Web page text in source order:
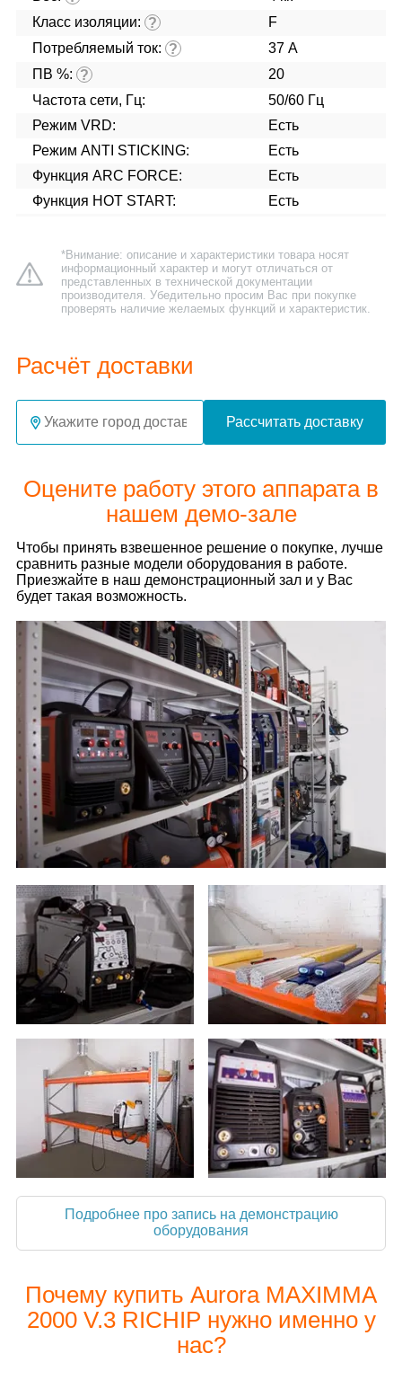
Класс изоляции: ?
F
Потребляемый ток: ?
37 А
ПВ %: ?
20
Частота сети, Гц:
50/60 Гц
Режим VRD:
Есть
Режим ANTI STICKING:
Есть
Функция ARC FORCE:
Есть
Функция HOT START:
Есть
*Внимание: описание и характеристики товара носят
информационный характер и могут отличаться от
представленных в технической документации
производителя. Убедительно просим Вас при покупке
проверять наличие желаемых функций и характеристик.
Расчёт доставки
Рассчитать доставку
Оцените работу этого аппарата в
нашем демо-зале
Чтобы принять взвешенное решение о покупке, лучше
сравнить разные модели оборудования в работе.
Приезжайте в наш демонстрационный зал и у Вас
будет такая возможность.
Подробнее про запись на демонстрацию
оборудования
Почему купить Aurora MAXIMMA
2000 V.3 RICHIP нужно именно у
нас?